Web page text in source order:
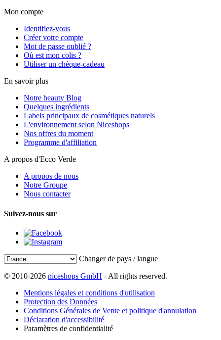
Mon compte
Identifiez-vous
Créer votre compte
Mot de passe oublié ?
Où est mon colis ?
Utiliser un chèque-cadeau
En savoir plus
Notre beauty Blog
Quelques ingrédients
Labels principaux de cosmétiques naturels
L'environnement selon Niceshops
Nos offres du moment
Programme d'affiliation
A propos d'Ecco Verde
A propos de nous
Notre Groupe
Nous contacter
Suivez-nous sur
Changer de pays / langue
© 2010-2026 niceshops GmbH - All rights reserved.
Mentions légales et conditions d'utilisation
Protection des Données
Conditions Générales de Vente et politique d'annulation
Déclaration d'accessibilité
Paramètres de confidentialité